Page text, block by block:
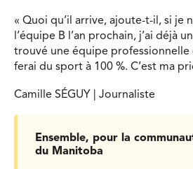
« Quoi qu’il arrive, ajoute-t-il, si je
l’équipe B l’an prochain, j’ai déjà
trouvé une équipe professionnelle
ferai du sport à 100 %. C’est ma
Camille SÉGUY | Journaliste
Ensemble, pour la
du Manitoba